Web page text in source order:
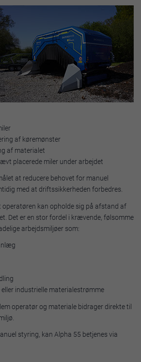
af køremønster
af materialet
placerede miler under arbejdet
at reducere behovet for manuel
med at driftssikkerheden forbedres.
operatøren kan opholde sig på afstand af
Det er en stor fordel i krævende, følsomme
arbejdsmiljøer som:
industrielle materialestrømme
operatør og materiale bidrager direkte til
styring, kan Alpha 55 betjenes via